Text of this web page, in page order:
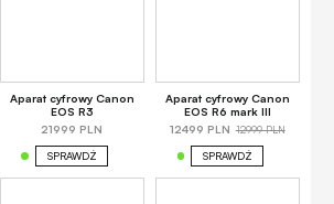
Aparat cyfrowy Canon
EOS R3
21999 PLN
SPRAWDŹ
Aparat cyfrowy Canon
EOS R6 mark III
12499 PLN 12999 PLN
SPRAWDŹ